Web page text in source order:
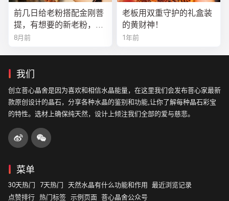
前几日给老粉搭配金刚菩
提，有想要的新老粉，都
可以来排队
8月前
老板用双重守护的礼盒装
的黄财神！
1年前
我们
创立菩心晶舍是因为喜欢和相信水晶能量，在这里我们会发布菩心家最新
款原创设计的晶石，分享各种水晶的鉴别和功能,让你了解每种晶石彩宝
的特性。选材上确保纯天然，设计上倾注我们全部的爱与慈悲。
菜单
30天热门 7天热门 天然水晶有什么功能和作用
最近浏览记录
点赞排行 热门标签 示例页面 菩心晶舍公众号